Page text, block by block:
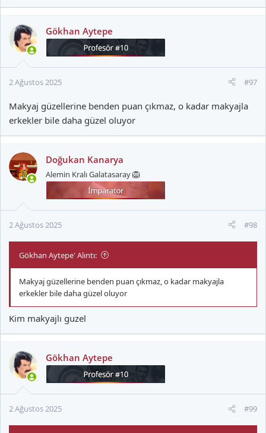
k
i
l
:
Gökhan Aytepe
2 Ağustos 2025 #97
Makyaj güzellerine benden puan çıkmaz, o kadar makyajla
erkekler bile daha güzel oluyor
Doğukan Kanarya
Alemin Kralı Galatasaray 🦁
2 Ağustos 2025 #98
Gökhan Aytepe' Alıntı:
Makyaj güzellerine benden puan çıkmaz, o kadar makyajla
erkekler bile daha güzel oluyor
Kim makyajlı guzel
Gökhan Aytepe
2 Ağustos 2025 #99